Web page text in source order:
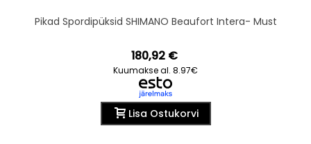
Pikad Spordipüksid SHIMANO Beaufort Intera- Must
180,92 €
Kuumakse al. 8.97€
Lisa Ostukorvi